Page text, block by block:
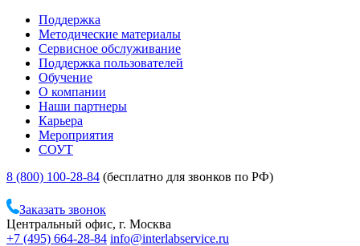
Поддержка
Методические материалы
Сервисное обслуживание
Поддержка пользователей
Обучение
О компании
Наши партнеры
Карьера
Мероприятия
СОУТ
8 (800) 100-28-84 (бесплатно для звонков по РФ)
Заказать звонок
Центральный офис, г. Москва
+7 (495) 664-28-84 info@interlabservice.ru